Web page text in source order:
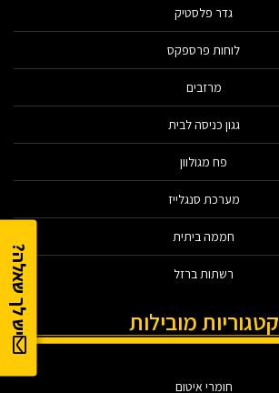
יש לך שאלה?
גדר פלסטיק
לוחות פרספקס
מרזבים
גגון כניסה לבית
פח מגולוון
מערכת סנגלייז
חממה ביתית
רשתות ברזל
קטגוריות מובילות
חומרי איטום